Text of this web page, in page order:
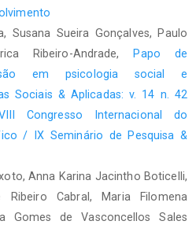
Susana Sueira Gonçalves, Paulo
Ribeiro-Andrade, Papo de
em psicologia social e
Sociais & Aplicadas: v. 14 n. 42
Congresso Internacional do
/ IX Seminário de Pesquisa &
Anna Karina Jacintho Boticelli,
Ribeiro Cabral, Maria Filomena
Gomes de Vasconcellos Sales